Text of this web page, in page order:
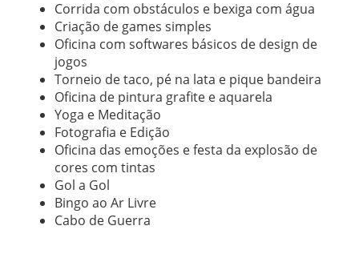
Corrida com obstáculos e bexiga com água
Criação de games simples
Oficina com softwares básicos de design de
jogos
Torneio de taco, pé na lata e pique bandeira
Oficina de pintura grafite e aquarela
Yoga e Meditação
Fotografia e Edição
Oficina das emoções e festa da explosão de
cores com tintas
Gol a Gol
Bingo ao Ar Livre
Cabo de Guerra